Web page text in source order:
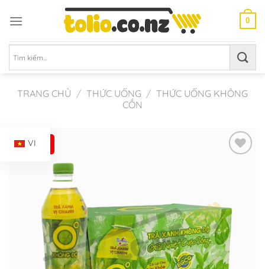
đến
0
kiếm:
TRANG CHỦ / THỨC UỐNG / THỨC UỐNG KHÔNG
CỒN
-26%
VI